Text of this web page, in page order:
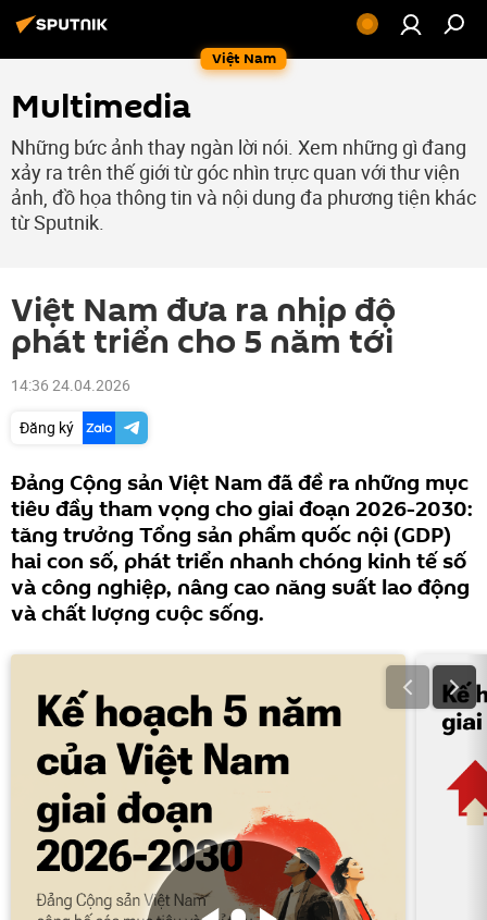
Việt Nam
Multimedia
Những bức ảnh thay ngàn lời nói. Xem những gì đang
xảy ra trên thế giới từ góc nhìn trực quan với thư viện
ảnh, đồ họa thông tin và nội dung đa phương tiện khác
từ Sputnik.
Việt Nam đưa ra nhịp độ
phát triển cho 5 năm tới
14:36 24.04.2026
Đăng ký
Đảng Cộng sản Việt Nam đã đề ra những mục
tiêu đầy tham vọng cho giai đoạn 2026-2030:
tăng trưởng Tổng sản phẩm quốc nội (GDP)
hai con số, phát triển nhanh chóng kinh tế số
và công nghiệp, nâng cao năng suất lao động
và chất lượng cuộc sống.